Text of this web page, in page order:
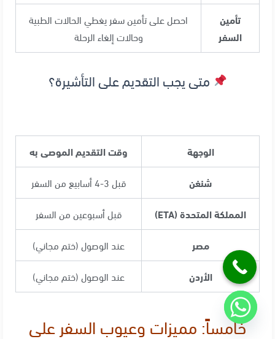
تأمين
السفر
احصل على تأمين سفر يغطي الحالات الطبية
وحالات إلغاء الرحلة
متى يجب التقديم على التأشيرة؟
الوجهة
وقت التقديم الموصى به
شنغن
قبل 3-4 أسابيع من السفر
المملكة المتحدة (ETA)
قبل أسبوعين من السفر
مصر
عند الوصول (ختم مجاني)
الأردن
عند الوصول (ختم مجاني)
خامساً: مميزات وعيوب السفر على